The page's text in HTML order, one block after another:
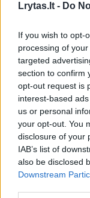
Lrytas.lt - Do
If you wish to opt-
processing of
targeted
section to confirm
opt-out request is
interest-based
us or personal
your opt-out. You
disclosure of your
IAB’s list of
also be disclosed
Downstream